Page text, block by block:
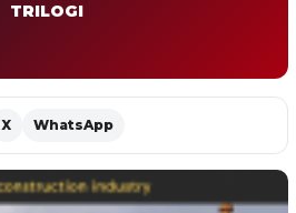
TRILOGI
X WhatsApp